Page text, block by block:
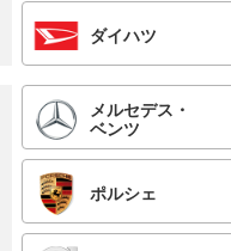
ダイハツ
メルセデス・
ベンツ
ポルシェ